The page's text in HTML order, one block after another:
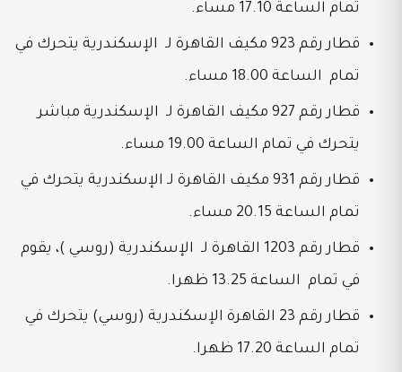
تمام الساعة 17.10 مساء.
قطار رقم 923 مكيف القاهرة لـ الإسكندرية يتحرك في
تمام الساعة 18.00 مساء.
قطار رقم 927 مكيف القاهرة لـ الإسكندرية مباشر
يتحرك في تمام الساعة 19.00 مساء.
قطار رقم 931 مكيف القاهرة لـ الإسكندرية يتحرك في
تمام الساعة 20.15 مساء.
قطار رقم 1203 القاهرة لـ الإسكندرية (روسي )، يقوم
في تمام الساعة 13.25 ظهرا.
قطار رقم 23 القاهرة الإسكندرية (روسي) يتحرك في
تمام الساعة 17.20 ظهرا.